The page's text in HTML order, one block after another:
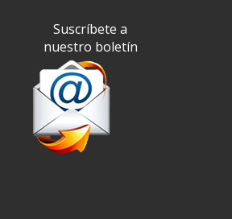
Suscríbete a
nuestro boletín